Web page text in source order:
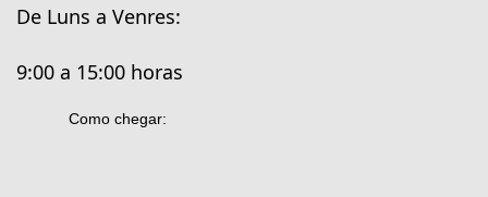
De Luns a Venres:
9:00 a 15:00 horas
Como chegar: